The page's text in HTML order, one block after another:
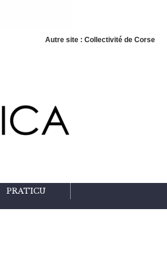
Autre site : Collectivité de Corse
PRATICU